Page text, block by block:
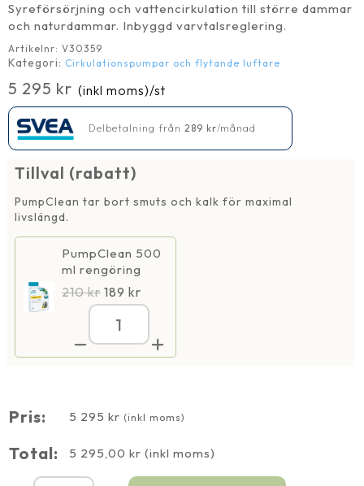
Syreförsörjning och vattencirkulation till större dammar
och naturdammar. Inbyggd varvtalsreglering.
Artikelnr: V30359
Kategori: Cirkulationspumpar och flytande luftare
5 295 kr (inkl moms)/st
Delbetalning från 289 kr/månad
Tillval (rabatt)
PumpClean tar bort smuts och kalk för maximal
livslängd.
PumpClean 500
ml rengöring
210kr 189 kr
Megaflow
ECO
55000
Pris: 5 295 kr (inkl moms)
Total: 5 295,00 kr (inkl moms)